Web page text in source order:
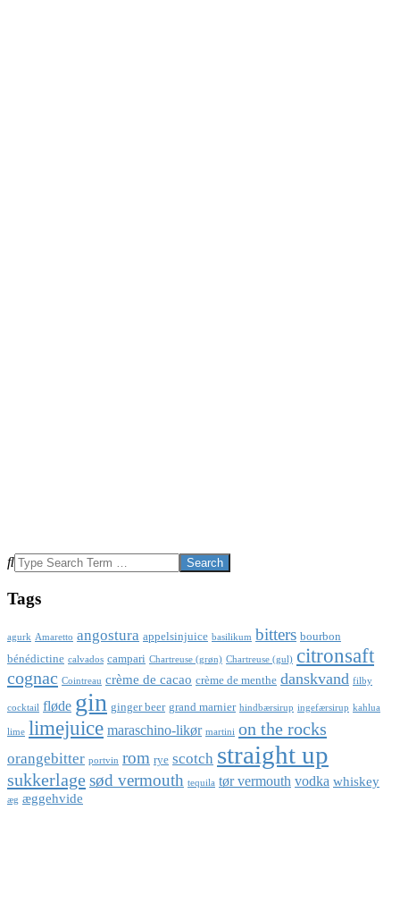
Search
Tags
agurk Amaretto angostura appelsinjuice basilikum bitters bourbon
bénédictine calvados campari Chartreuse (grøn) Chartreuse (gul) citronsaft
cognac Cointreau crème de cacao crème de menthe danskvand filby
cocktail fløde gin ginger beer grand marnier hindbærsirup ingefærsirup kahlua
lime limejuice maraschino-likør martini on the rocks
orangebitter portvin rom rye scotch straight up
sukkerlagesød vermouth tequila tør vermouth vodka whiskey
æg æggehvide